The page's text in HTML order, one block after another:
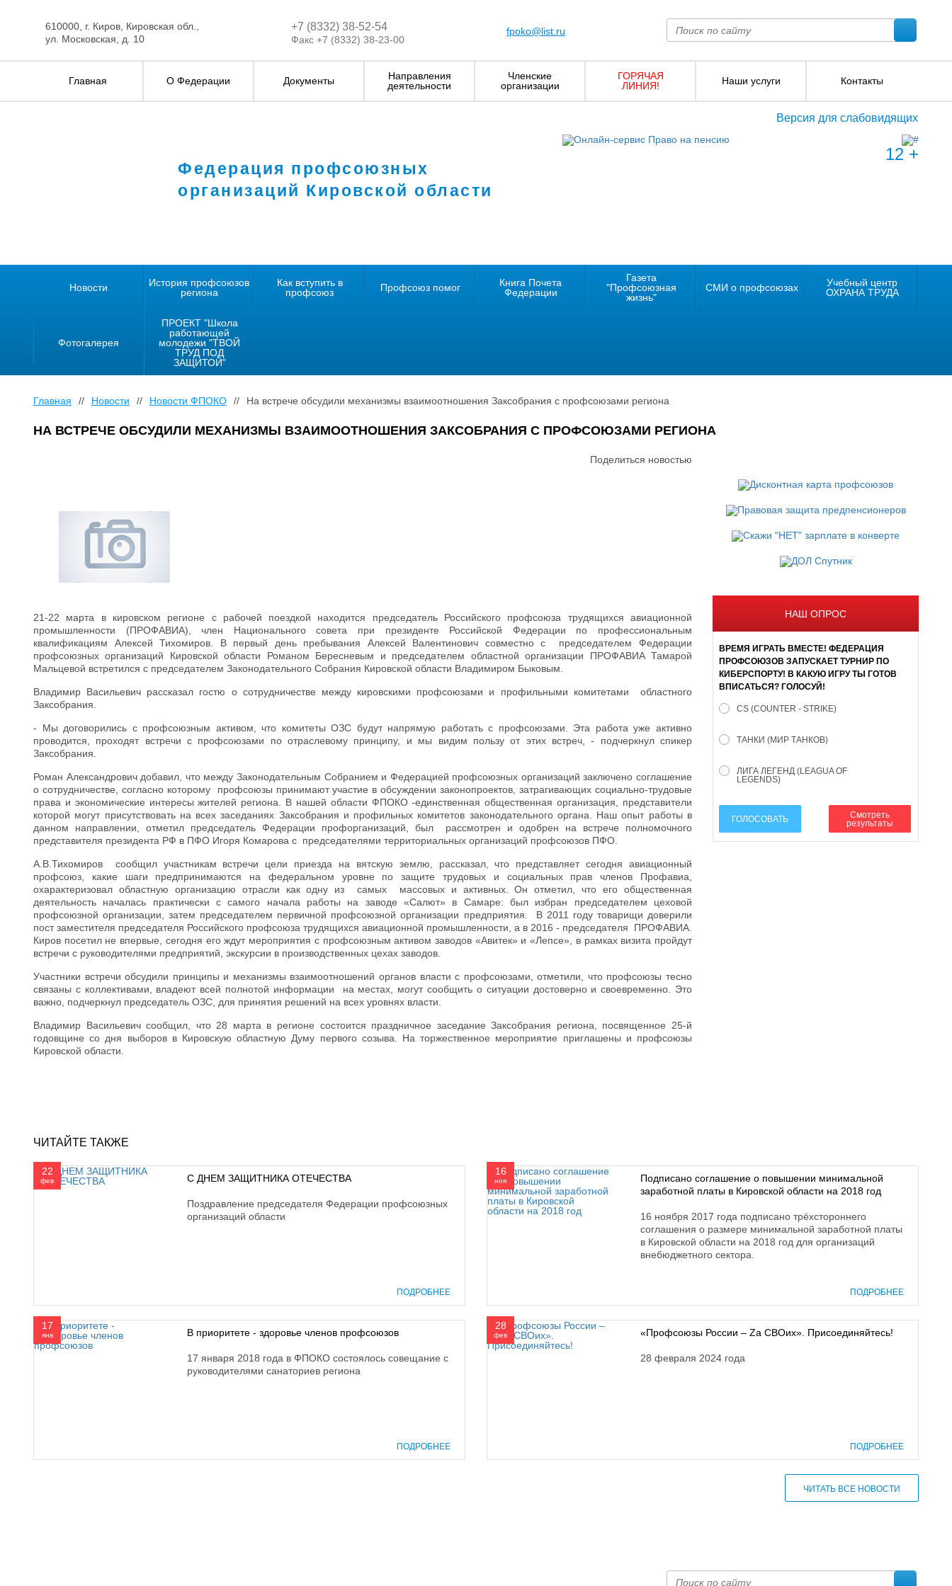
610000, г. Киров, Кировская обл.,
ул. Московская, д. 10
+7 (8332) 38-52-54
Факс +7 (8332) 38-23-00
fpoko@list.ru
Главная О Федерации Документы
Направления
деятельности
Членские
организации
ГОРЯЧАЯ
ЛИНИЯ!
Наши услуги Контакты
Версия для слабовидящих
Федерация профсоюзных
организаций Кировской области
12 +
Новости
История профсоюзов
региона
Как вступить в
профсоюз
Профсоюз помог
Книга Почета
Федерации
Газета
"Профсоюзная
жизнь"
СМИ о профсоюзах
Учебный центр
ОХРАНА ТРУДА
Фотогалерея
ПРОЕКТ "Школа
работающей
молодежи "ТВОЙ
ТРУД ПОД
ЗАЩИТОЙ"
Главная // Новости // Новости ФПОКО // На встрече обсудили механизмы взаимоотношения Заксобрания с профсоюзами региона
НА ВСТРЕЧЕ ОБСУДИЛИ МЕХАНИЗМЫ ВЗАИМООТНОШЕНИЯ ЗАКСОБРАНИЯ С ПРОФСОЮЗАМИ РЕГИОНА
Поделиться новостью
21-22 марта в кировском регионе с рабочей поездкой находится председатель Российского профсоюза трудящихся авиационной
промышленности (ПРОФАВИА), член Национального совета при президенте Российской Федерации по профессиональным
квалификациям Алексей Тихомиров. В первый день пребывания Алексей Валентинович совместно с председателем Федерации
профсоюзных организаций Кировской области Романом Бересневым и председателем областной организации ПРОФАВИА Тамарой
Мальцевой встретился с председателем Законодательного Собрания Кировской области Владимиром Быковым.
Владимир Васильевич рассказал гостю о сотрудничестве между кировскими профсоюзами и профильными комитетами областного
Заксобрания.
- Мы договорились с профсоюзным активом, что комитеты ОЗС будут напрямую работать с профсоюзами. Эта работа уже активно
проводится, проходят встречи с профсоюзами по отраслевому принципу, и мы видим пользу от этих встреч, - подчеркнул спикер
Заксобрания.
Роман Александрович добавил, что между Законодательным Собранием и Федерацией профсоюзных организаций заключено соглашение
о сотрудничестве, согласно которому профсоюзы принимают участие в обсуждении законопроектов, затрагивающих социально-трудовые
права и экономические интересы жителей региона. В нашей области ФПОКО -единственная общественная организация, представители
которой могут присутствовать на всех заседаниях Заксобрания и профильных комитетов законодательного органа. Наш опыт работы в
данном направлении, отметил председатель Федерации профорганизаций, был рассмотрен и одобрен на встрече полномочного
представителя президента РФ в ПФО Игоря Комарова с председателями территориальных организаций профсоюзов ПФО.
А.В.Тихомиров сообщил участникам встречи цели приезда на вятскую землю, рассказал, что представляет сегодня авиационный
профсоюз, какие шаги предпринимаются на федеральном уровне по защите трудовых и социальных прав членов Профавиа,
охарактеризовал областную организацию отрасли как одну из самых массовых и активных. Он отметил, что его общественная
деятельность началась практически с самого начала работы на заводе «Салют» в Самаре: был избран председателем цеховой
профсоюзной организации, затем председателем первичной профсоюзной организации предприятия. В 2011 году товарищи доверили
пост заместителя председателя Российского профсоюза трудящихся авиационной промышленности, а в 2016 - председателя ПРОФАВИА.
Киров посетил не впервые, сегодня его ждут мероприятия с профсоюзным активом заводов «Авитек» и «Лепсе», в рамках визита пройдут
встречи с руководителями предприятий, экскурсии в производственных цехах заводов.
Участники встречи обсудили принципы и механизмы взаимоотношений органов власти с профсоюзами, отметили, что профсоюзы тесно
связаны с коллективами, владеют всей полнотой информации на местах, могут сообщить о ситуации достоверно и своевременно. Это
важно, подчеркнул председатель ОЗС, для принятия решений на всех уровнях власти.
Владимир Васильевич сообщил, что 28 марта в регионе состоится праздничное заседание Заксобрания региона, посвященное 25-й
годовщине со дня выборов в Кировскую областную Думу первого созыва. На торжественное мероприятие приглашены и профсоюзы
Кировской области.
НАШ ОПРОС
ВРЕМЯ ИГРАТЬ ВМЕСТЕ! ФЕДЕРАЦИЯ
ПРОФСОЮЗОВ ЗАПУСКАЕТ ТУРНИР ПО
КИБЕРСПОРТУ! В КАКУЮ ИГРУ ТЫ ГОТОВ
ВПИСАТЬСЯ? ГОЛОСУЙ!
CS (COUNTER - STRIKE)
ТАНКИ (МИР ТАНКОВ)
ЛИГА ЛЕГЕНД (LEAGUA OF
LEGENDS)
ГОЛОСОВАТЬ
Смотреть
результаты
ЧИТАЙТЕ ТАКЖЕ
22
фев С ДНЕМ ЗАЩИТНИКА ОТЕЧЕСТВА
Поздравление председателя Федерации профсоюзных
организаций области
ПОДРОБНЕЕ
16
ноя
Подписано соглашение о повышении минимальной
заработной платы в Кировской области на 2018 год
16 ноября 2017 года подписано трёхстороннего
соглашения о размере минимальной заработной платы
в Кировской области на 2018 год для организаций
внебюджетного сектора.
ПОДРОБНЕЕ
17
янв В приоритете - здоровье членов профсоюзов
17 января 2018 года в ФПОКО состоялось совещание с
руководителями санаториев региона
ПОДРОБНЕЕ
28
фев «Профсоюзы России – Zа СВОих». Присоединяйтесь!
28 февраля 2024 года
ПОДРОБНЕЕ
ЧИТАТЬ ВСЕ НОВОСТИ